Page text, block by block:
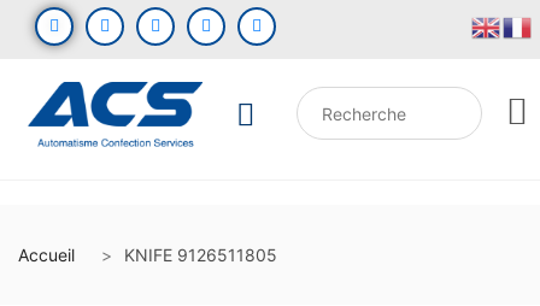
Accueil KNIFE 9126511805